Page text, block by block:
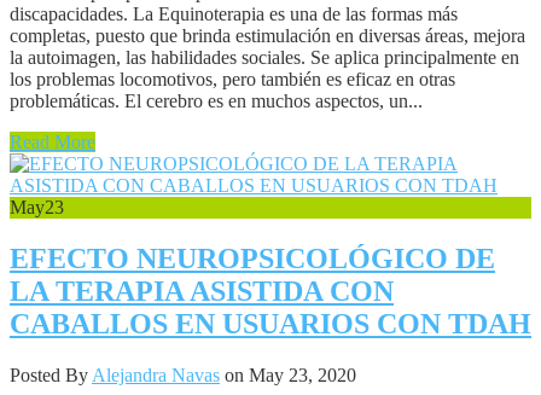
discapacidades. La Equinoterapia es una de las formas más
completas, puesto que brinda estimulación en diversas áreas, mejora
la autoimagen, las habilidades sociales. Se aplica principalmente en
los problemas locomotivos, pero también es eficaz en otras
problemáticas. El cerebro es en muchos aspectos, un...
Read More
May23
EFECTO NEUROPSICOLÓGICO DE
LA TERAPIA ASISTIDA CON
CABALLOS EN USUARIOS CON TDAH
Posted By Alejandra Navas on May 23, 2020